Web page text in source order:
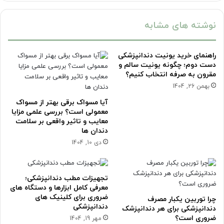
نوشته های مشابه
راهنمای خرید یونیت دندانپزشکی
دست دوم؛ چگونه یونیت سالم و
مقرون به صرفه انتخاب کنیم؟
بهمن 26, 1404
آیا مسواک برقی بهتر از مسواک
معمولی است؟ بررسی علمی مزایا
معایب و تاثیر واقعی بر سلامت
دندان ها
دی 10, 1404
چرا توربین یکبار مصرف
دندانپزشکی برای هر دندانپزشک
ضروری است؟
تجهیزات مطب دندانپزشکی؛
معرفی کامل ابزارها و دستگاه های
ضروری برای کلینیک های
دندانپزشکی
مهر 19, 1404